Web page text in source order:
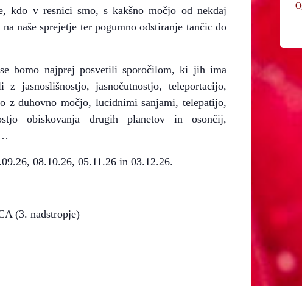
kdo v resnici smo, s kakšno močjo od nekdaj
naše sprejetje ter pogumno odstiranje tančic do
bomo najprej posvetili sporočilom, ki jih ima
jasnoslišnostjo, jasnočutnostjo, teleportacijo,
z duhovno močjo, lucidnimi sanjami, telepatijo,
obiskovanja drugih planetov in osončij,
08.10.26, 05.11.26 in 03.12.26.
(3. nadstropje)